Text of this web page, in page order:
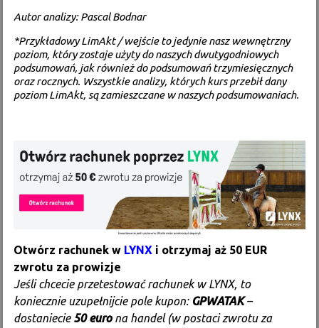
Autor analizy: Pascal Bodnar
*Przykładowy LimAkt / wejście to jedynie nasz wewnętrzny
poziom, który zostaje użyty do naszych dwutygodniowych
podsumowań, jak również do podsumowań trzymiesięcznych
oraz rocznych. Wszystkie analizy, których kurs przebił dany
poziom LimAkt, są zamieszczane w naszych podsumowaniach.
Otwórz rachunek w LYNX i otrzymaj aż 50 EUR
zwrotu za prowizje
Jeśli chcecie przetestować rachunek w LYNX, to
koniecznie uzupełnijcie pole kupon: GPWATAK–
dostaniecie 50 eurona handel (w postaci zwrotu za